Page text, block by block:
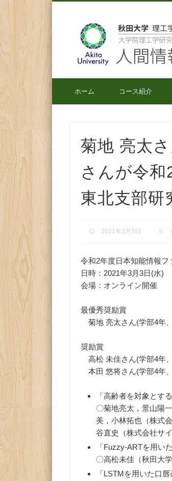
秋田大学 理工学部 数理・電気電子情報
ホーム コース紹介
菊地 亮太
さんが令
東北支部研
2021年3月3日
令和2年度日本知能情報
日時：2021年3月3日(水)
会場：オンライン開催
最優秀奨励賞
菊地 亮太さん(学部4年
奨励賞
高松 未佳さん(学部4年
本田 悠将さん(学部4年
「高齢者を対象とす
〇菊地亮太，景山陽
美，小林拓也（株式
谷直史（株式会社サイ
「Fuzzy-ARTを用い
〇高松未佳（秋田大
「LSTMを用いた口